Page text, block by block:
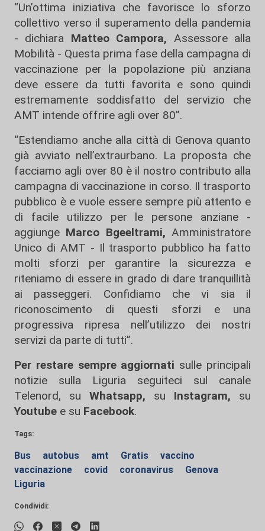
“Un’ottima iniziativa che favorisce lo sforzo
collettivo verso il superamento della pandemia
- dichiara Matteo Campora, Assessore alla
Mobilità - Questa prima fase della campagna di
vaccinazione per la popolazione più anziana
deve essere da tutti favorita e sono quindi
estremamente soddisfatto del servizio che
AMT intende offrire agli over 80”.
“Estendiamo anche alla città di Genova quanto
già avviato nell’extraurbano. La proposta che
facciamo agli over 80 è il nostro contributo alla
campagna di vaccinazione in corso. Il trasporto
pubblico è e vuole essere sempre più attento e
di facile utilizzo per le persone anziane -
aggiunge Marco Bgeeltrami, Amministratore
Unico di AMT - Il trasporto pubblico ha fatto
molti sforzi per garantire la sicurezza e
riteniamo di essere in grado di dare tranquillità
ai passeggeri. Confidiamo che vi sia il
riconoscimento di questi sforzi e una
progressiva ripresa nell’utilizzo dei nostri
servizi da parte di tutti”.
Per restare sempre aggiornati sulle principali
notizie sulla Liguria seguiteci sul canale
Telenord, su
Whatsapp, su Instagram, su
Youtube e su Facebook.
Tags:
Bus autobus amt Gratis
vaccino
vaccinazione
covid coronavirus
Genova
Liguria
Condividi: